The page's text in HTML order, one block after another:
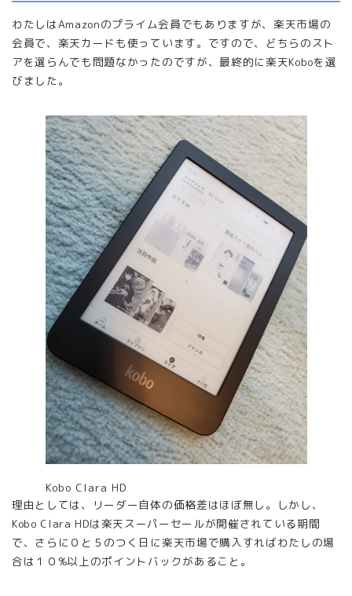
わたしはAmazonのプライム会員でもありますが、楽天市場の
会員で、楽天カードも使っています。ですので、どちらのスト
アを選らんでも問題なかったのですが、最終的に楽天Koboを選
びました。
Kobo Clara HD
理由としては、リーダー自体の価格差はほぼ無し。しかし、
Kobo Clara HDは楽天スーパーセールが開催されている期間
で、さらに０と５のつく日に楽天市場で購入すればわたしの場
合は１０%以上のポイントバックがあること。